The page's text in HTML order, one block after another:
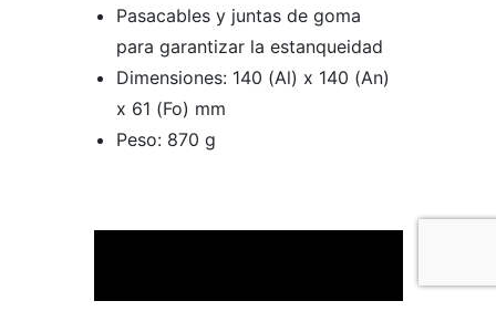
Pasacables y juntas de goma
para garantizar la estanqueidad
Dimensiones: 140 (Al) x 140 (An)
x 61 (Fo) mm
Peso: 870 g